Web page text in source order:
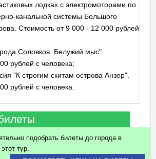
лодках с электромоторами по
канальной системы Большого
Стоимость от 9 000 - 12 000 рублей
Соловков. Белужий мыс".
рублей с человека;
"К строгим скитам острова Анзер".
рублей с человека.
подобрать билеты до города в
тур.